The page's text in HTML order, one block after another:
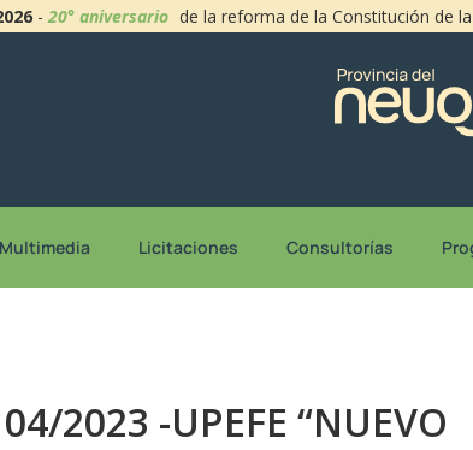
-20° aniversario de la reforma de la Constitución de
Multimedia Licitaciones Consultorías
2023 -UPEFE “NUEVO